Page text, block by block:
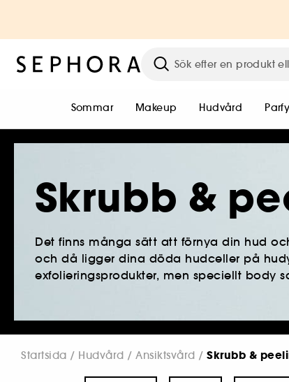
Sommar Makeup Hudvård
Skrubb &
Det finns många sätt att förnya din hud
och då ligger dina döda hudceller på
exfolieringsprodukter, men speciellt body
Startsida Hudvård Ansiktsvård Skrubb &